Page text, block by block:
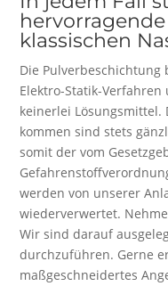
klassischen
Die
Elektro-Statik-
keinerlei Lösungsmittel.
kommen sind stets
somit der vom
werden von unserer
wiederverwertet.
Wir sind darauf
durchzuführen. Gerne
maßgeschneidertes